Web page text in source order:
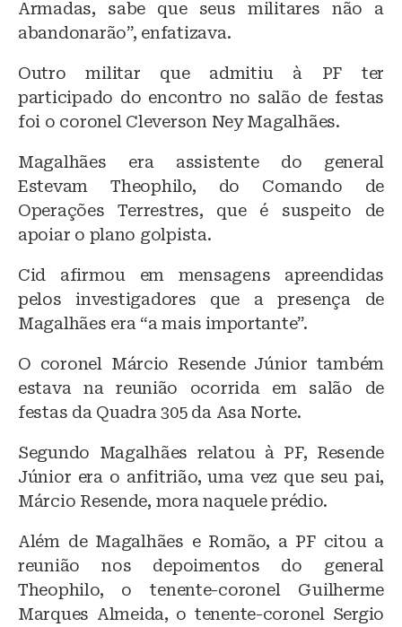
Armadas, sabe que seus militares não a
abandonarão”, enfatizava.
Outro militar que admitiu à PF ter
participado do encontro no salão de festas
foi o coronel Cleverson Ney Magalhães.
Magalhães era assistente do general
Estevam Theophilo, do Comando de
Operações Terrestres, que é suspeito de
apoiar o plano golpista.
Cid afirmou em mensagens apreendidas
pelos investigadores que a presença de
Magalhães era “a mais importante”.
O coronel Márcio Resende Júnior também
estava na reunião ocorrida em salão de
festas da Quadra 305 da Asa Norte.
Segundo Magalhães relatou à PF, Resende
Júnior era o anfitrião, uma vez que seu pai,
Márcio Resende, mora naquele prédio.
Além de Magalhães e Romão, a PF citou a
reunião nos depoimentos do general
Theophilo, o tenente-coronel Guilherme
Marques Almeida, o tenente-coronel Sergio